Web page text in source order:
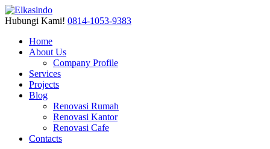
Hubungi Kami! 0814-1053-9383
Home
About Us
Company Profile
Services
Projects
Blog
Renovasi Rumah
Renovasi Kantor
Renovasi Cafe
Contacts